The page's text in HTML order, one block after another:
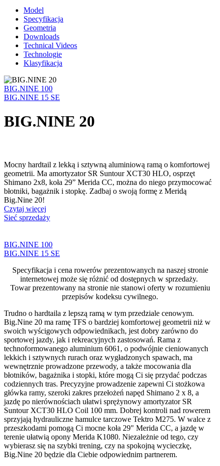
Model
Specyfikacja
Geometria
Downloads
Technical Videos
Technologie
Klasyfikacja
BIG.NINE 100
BIG.NINE 15 SE
BIG.NINE 20
Mocny hardtail z lekką i sztywną aluminiową ramą o komfortowej
geometrii. Ma amortyzator SR Suntour XCT30 HLO, osprzęt
Shimano 2x8, koła 29” Merida CC, można do niego przymocować
błotniki, bagażnik i stopkę. Zadbaj o swoją formę z Meridą
Big.Nine 20!
Czytaj więcej
Sieć sprzedaży
BIG.NINE 100
BIG.NINE 15 SE
Specyfikacja i cena rowerów prezentowanych na naszej stronie
internetowej może się różnić od dostępnych w sprzedaży.
Towar prezentowany na stronie nie stanowi oferty w rozumieniu
przepisów kodeksu cywilnego.
Trudno o hardtaila z lepszą ramą w tym przedziale cenowym.
Big.Nine 20 ma ramę TFS o bardziej komfortowej geometrii niż w
swoich wyścigowych odpowiednikach, jest dobry zarówno do
sportowej jazdy, jak i rekreacyjnych zastosowań. Rama z
technoformowanego aluminium 6061, o podwójnie cieniowanych
lekkich i sztywnych rurach oraz wygładzonych spawach, ma
wewnętrznie prowadzone przewody, a także mocowania dla
błotników, bagażnika i stopki, które mogą Ci się przydać podczas
codziennych tras. Precyzyjne prowadzenie zapewni Ci stożkowa
główka ramy, szeroki zakres przełożeń napęd Shimano 2 x 8, a
jazdę po nierównościach ułatwi sprężynowy amortyzator SR
Suntour XCT30 HLO Coil 100 mm. Dobrej kontroli nad rowerem
sprzyjają hydrauliczne hamulce tarczowe Tektro M275. W walce z
przeszkodami pomogą Ci mocne koła 29" Merida CC, a jazdę w
terenie ułatwią opony Merida K1080. Niezależnie od tego, czy
wybierasz się na szybki trening, czy na spokojną wycieczkę,
Big.Nine 20 będzie dla Ciebie odpowiednim partnerem.